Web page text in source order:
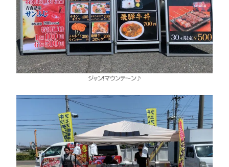
ジャン！マウンテ～ン♪